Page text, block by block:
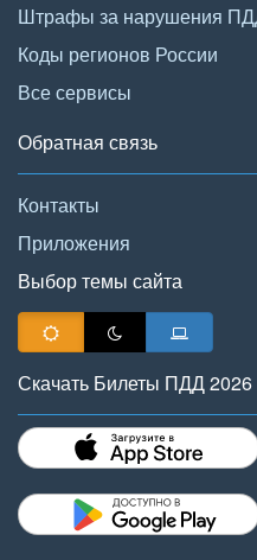
Штрафы за нарушения
Коды регионов России
Все сервисы
Обратная связь
Контакты
Приложения
Выбор темы сайта
Скачать Билеты ПДД 2026